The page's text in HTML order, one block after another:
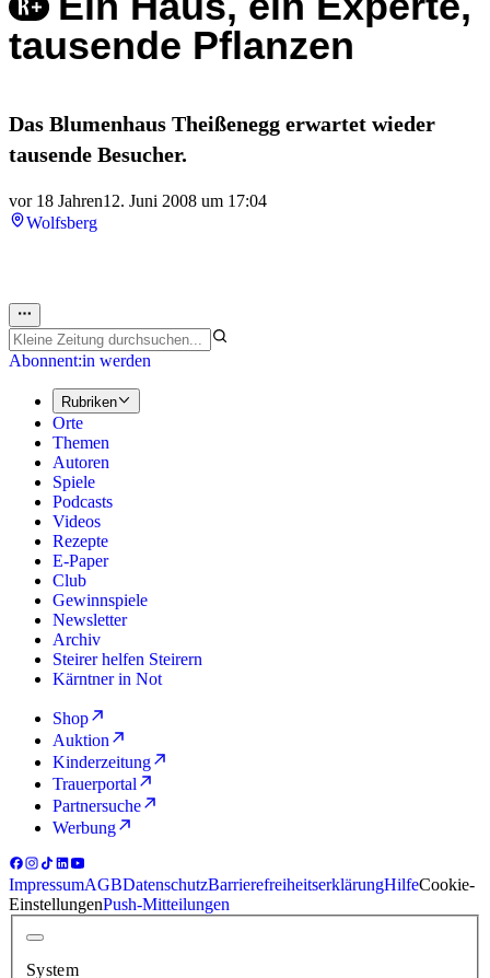
tausende Pflanzen
Das Blumenhaus Theißenegg erwartet wieder
tausende Besucher.
vor 18 Jahren12. Juni 2008 um 17:04
Wolfsberg
Abonnent:in werden
Rubriken
Orte
Themen
Autoren
Spiele
Podcasts
Videos
Rezepte
E-Paper
Club
Gewinnspiele
Newsletter
Archiv
Steirer helfen Steirern
Kärntner in Not
Shop
Auktion
Kinderzeitung
Trauerportal
Partnersuche
Werbung
ImpressumAGBDatenschutzBarrierefreiheitserklärungHilfeCookie-
EinstellungenPush-Mitteilungen
System